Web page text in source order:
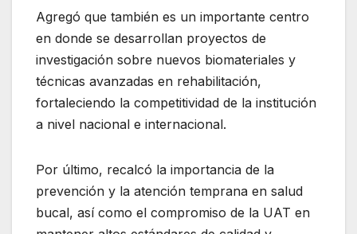
Agregó que también es un importante centro
en donde se desarrollan proyectos de
investigación sobre nuevos biomateriales y
técnicas avanzadas en rehabilitación,
fortaleciendo la competitividad de la institución
a nivel nacional e internacional.
Por último, recalcó la importancia de la
prevención y la atención temprana en salud
bucal, así como el compromiso de la UAT en